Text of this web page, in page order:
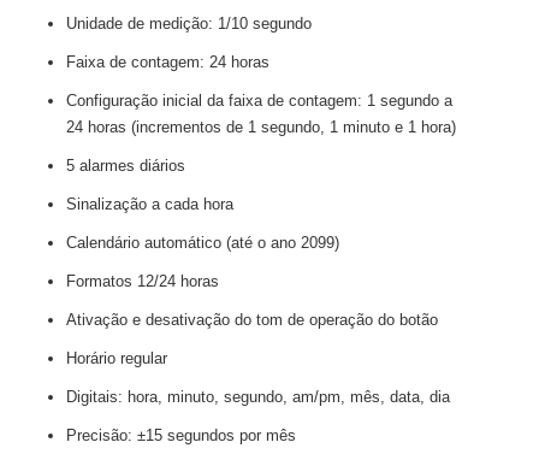
Unidade de medição: 1/10 segundo
Faixa de contagem: 24 horas
Configuração inicial da faixa de contagem: 1 segundo a
24 horas (incrementos de 1 segundo, 1 minuto e 1 hora)
5 alarmes diários
Sinalização a cada hora
Calendário automático (até o ano 2099)
Formatos 12/24 horas
Ativação e desativação do tom de operação do botão
Horário regular
Digitais: hora, minuto, segundo, am/pm, mês, data, dia
Precisão: ±15 segundos por mês